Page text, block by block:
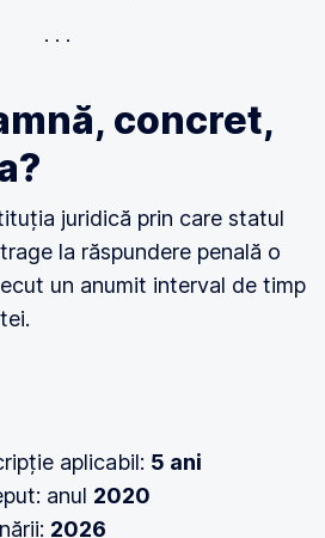
concret,
juridică prin care statul
la răspundere penală o
un anumit interval de timp
aplicabil: 5 ani
anul 2020
2026